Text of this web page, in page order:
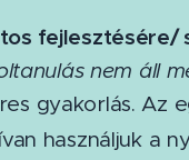
fejlesztésére/
nem áll
gyakorlás. Az
használjuk a